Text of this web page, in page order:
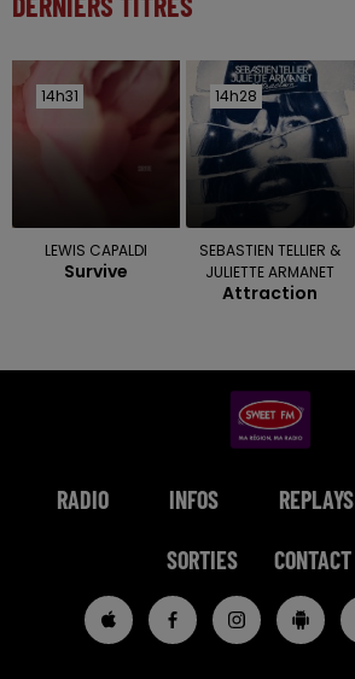
14h31
14h31
LEWIS CAPALDI
Survive
14h28
14h28
SEBASTIEN TELLIER &
JULIETTE ARMANET
Attraction
RADIO INFOS REPLAYS
SORTIES CONTACT